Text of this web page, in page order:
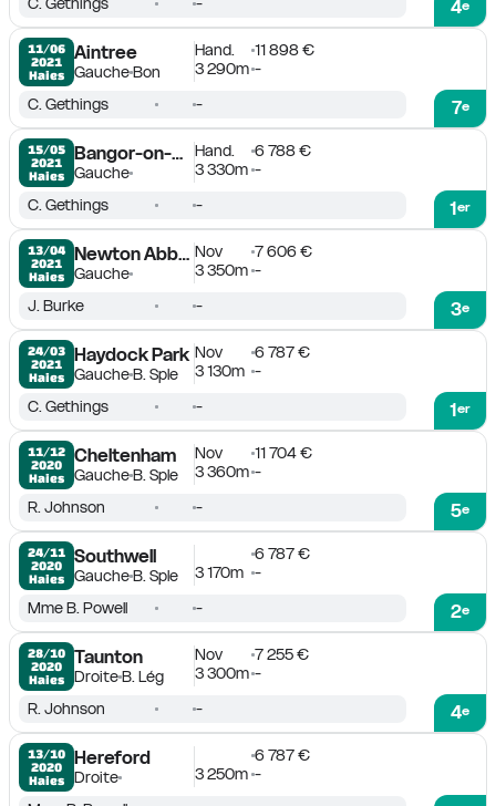
4e
11/06
2021
Haies
Aintree
GaucheBon
Hand.
11 898 €
3 290m -
7e
C. Gethings -
15/05
2021
Haies
Bangor-on-Dee
Gauche
Hand.
6 788 €
3 330m -
1er
C. Gethings -
13/04
2021
Haies
Newton Abbot
Gauche
Nov
7 606 €
3 350m -
3e
J. Burke -
24/03
2021
Haies
Haydock Park
GaucheB. Sple
Nov
6 787 €
3 130m -
1er
C. Gethings -
11/12
2020
Haies
Cheltenham
GaucheB. Sple
Nov
11 704 €
3 360m -
5e
R. Johnson -
24/11
2020
Haies
Southwell
GaucheB. Sple
6 787 €
3 170m -
2e
Mme B. Powell -
28/10
2020
Haies
Taunton
DroiteB. Lég
Nov
7 255 €
3 300m -
4e
R. Johnson -
13/10
2020
Haies
Hereford
Droite
6 787 €
3 250m -